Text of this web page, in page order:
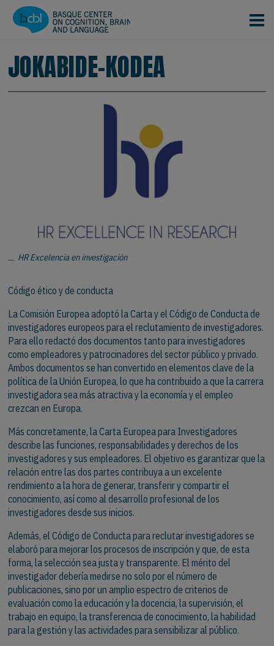
Skip to main content
JOKABIDE-KODEA
Código ético y de conducta
La Comisión Europea adoptó la Carta y el Código de Conducta de
investigadores europeos para el reclutamiento de investigadores.
Para ello redactó dos documentos tanto para investigadores
como empleadores y patrocinadores del sector público y privado.
Ambos documentos se han convertido en elementos clave de la
política de la Unión Europea, lo que ha contribuido a que la carrera
investigadora sea más atractiva y la economía y el empleo
crezcan en Europa.
Más concretamente, la Carta Europea para Investigadores
describe las funciones, responsabilidades y derechos de los
investigadores y sus empleadores. El objetivo es garantizar que la
relación entre las dos partes contribuya a un excelente
rendimiento a la hora de generar, transferir y compartir el
conocimiento, así como al desarrollo profesional de los
investigadores desde sus inicios.
Además, el Código de Conducta para reclutar investigadores se
elaboró para mejorar los procesos de inscripción y que, de esta
forma, la selección sea justa y transparente. El mérito del
investigador debería medirse no solo por el número de
publicaciones, sino por un amplio espectro de criterios de
evaluación como la educación y la docencia, la supervisión, el
trabajo en equipo, la transferencia de conocimiento, la habilidad
para la gestión y las actividades para sensibilizar al público.
HR Excelencia en investigación